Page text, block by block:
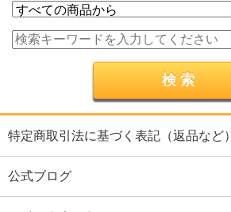
特定商取引法に基づく表記（返品など）
公式ブログ